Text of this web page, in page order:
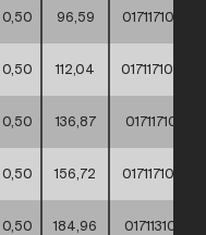
0,50 96,59
0,50 112,04
0,50 136,87
0,50 156,72
0,50 184,96